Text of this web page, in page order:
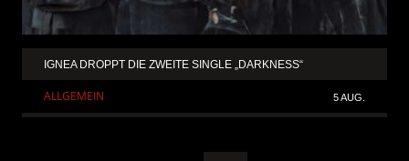
IGNEA DROPPT DIE ZWEITE SINGLE „DARKNESS“
ALLGEMEIN 5 AUG.